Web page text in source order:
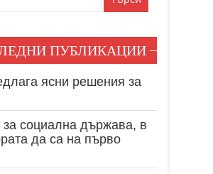
ПУБЛИКАЦИИ
ясни решения за
социална държава, в
да са на първо